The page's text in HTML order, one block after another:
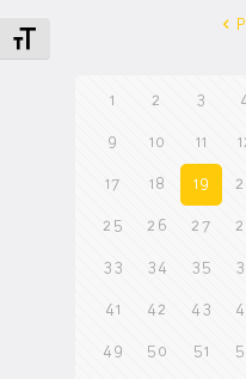
Changer la taille de
1 2 3
9 10 11
17 18 19
25 26 27
33 34 35
41 42 43
49 50 51